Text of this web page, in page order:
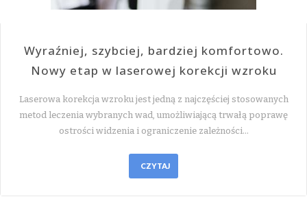
Wyraźniej, szybciej, bardziej komfortowo.
Nowy etap w laserowej korekcji wzroku
Laserowa korekcja wzroku jest jedną z najczęściej stosowanych
metod leczenia wybranych wad, umożliwiającą trwałą poprawę
ostrości widzenia i ograniczenie zależności…
CZYTAJ